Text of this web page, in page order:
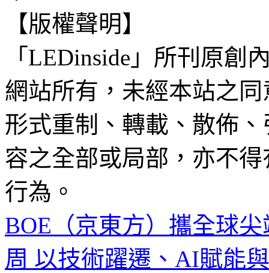
【版權聲明】
「LEDinside」所刊原創
網站所有，未經本站之
形式重制、轉載、散佈
容之全部或局部，亦不
行為。
BOE（京東方）攜全球
周 以技術躍遷、AI賦能